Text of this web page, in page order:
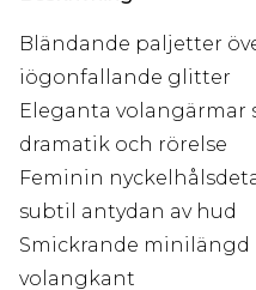
Bländande paljetter
iögonfallande glitter
Eleganta volangärmar
dramatik och rörelse
Feminin
subtil antydan av hud
Smickrande minilängd
volangkant